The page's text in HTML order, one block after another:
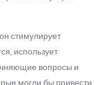
стимулирует
использует
вопросы и
могли бы привести